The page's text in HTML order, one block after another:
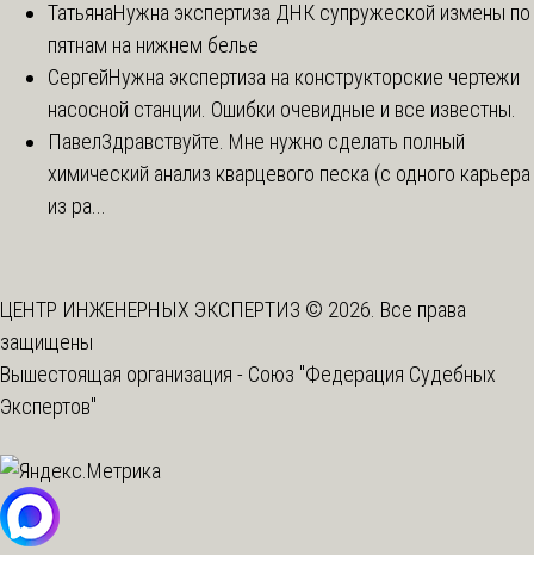
ТатьянаНужна экспертиза ДНК супружеской измены по
пятнам на нижнем белье
СергейНужна экспертиза на конструкторские чертежи
насосной станции. Ошибки очевидные и все известны.
ПавелЗдравствуйте. Мне нужно сделать полный
химический анализ кварцевого песка (с одного карьера
из ра...
ЦЕНТР ИНЖЕНЕРНЫХ ЭКСПЕРТИЗ © 2026. Все права
защищены
Вышестоящая организация - Союз "Федерация Судебных
Экспертов"